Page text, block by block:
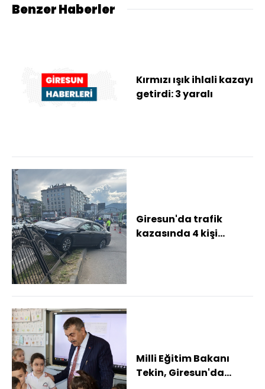
Benzer Haberler
Kırmızı ışık ihlali kazayı
getirdi: 3 yaralı
Giresun'da trafik
kazasında 4 kişi
Milli Eğitim Bakanı
Tekin, Giresun'da